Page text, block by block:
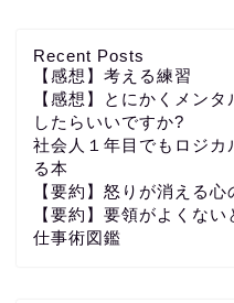
Recent Posts
【感想】考える練習
【感想】とにかくメン
したらいいですか?
社会人１年目でもロジ
る本
【要約】怒りが消える
【要約】要領がよくな
仕事術図鑑